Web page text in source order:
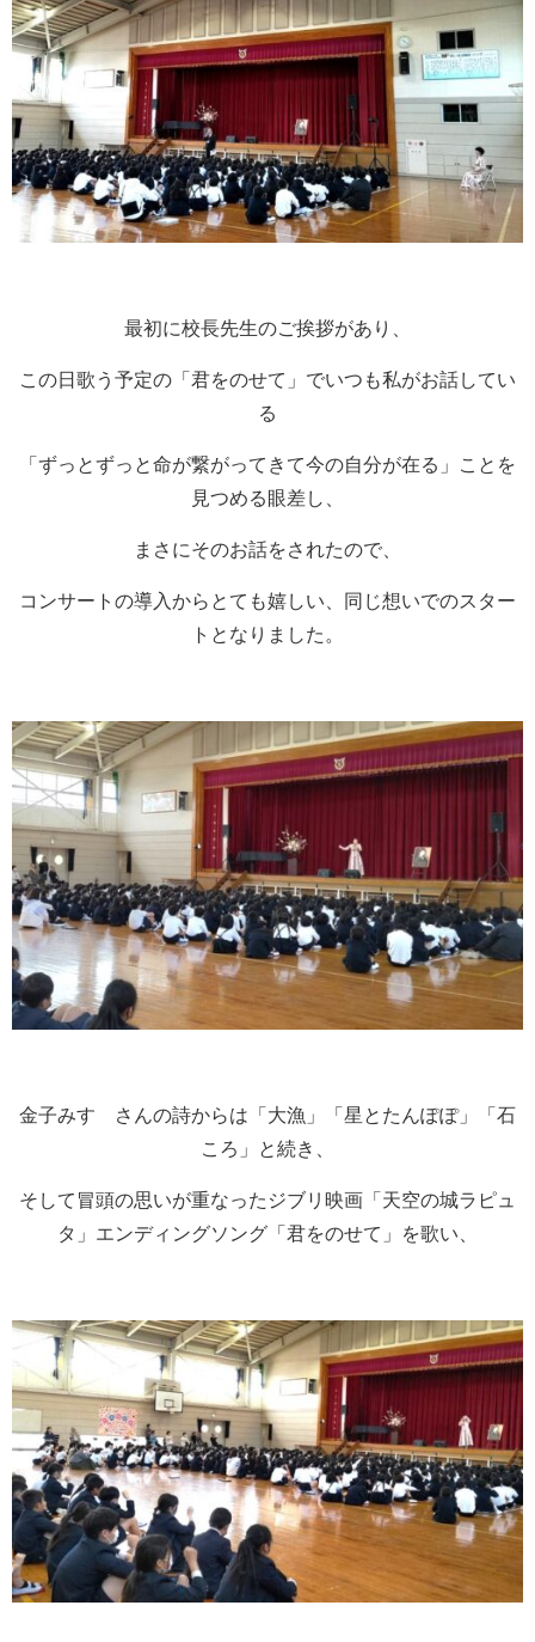
最初に校長先生のご挨拶があり、
この日歌う予定の「君をのせて」でいつも私がお話してい
る
「ずっとずっと命が繋がってきて今の自分が在る」ことを
見つめる眼差し、
まさにそのお話をされたので、
コンサートの導入からとても嬉しい、同じ想いでのスター
トとなりました。
金子みすゞさんの詩からは「大漁」「星とたんぽぽ」「石
ころ」と続き、
そして冒頭の思いが重なったジブリ映画「天空の城ラピュ
タ」エンディングソング「君をのせて」を歌い、